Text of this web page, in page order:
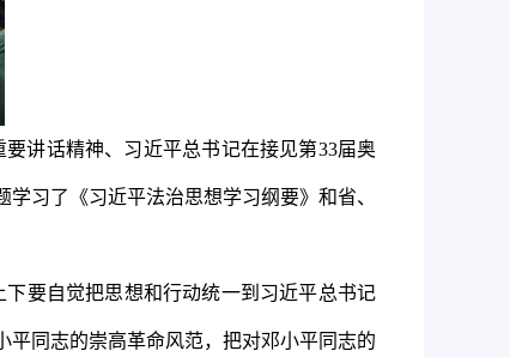
讲话精神、 习近平总书记在接见第33届奥
学习了 《习近平法治思想学习纲要》 和省、
要自觉把思想和行动统一到习近平总书记
同志的崇高革命风范，把对邓小平同志的